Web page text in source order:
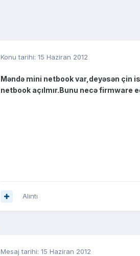
Konu tarihi: 15 Haziran 2012
Məndə mini netbook var,deyəsən çin
netbook açılmır.Bunu necə firmware
Alıntı
Mesaj tarihi: 15 Haziran 2012